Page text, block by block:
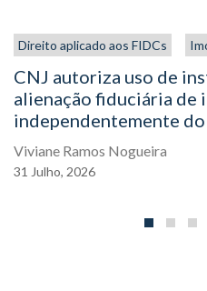
Direito aplicado aos FIDCs
CNJ autoriza uso de
alienação fiduciária de
independentemente
Viviane Ramos Nogueira
31 Julho, 2026